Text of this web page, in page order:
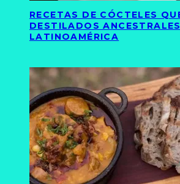
RECETAS DE CÓCTELES
DESTILADOS
LATINOAMÉRICA